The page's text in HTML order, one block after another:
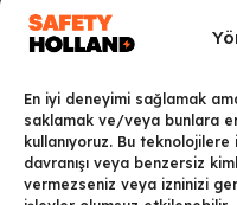
En iyi deneyimi sağlamak
saklamak ve/veya bunlara
kullanıyoruz. Bu
davranışı veya benzersiz
vermezseniz veya izninizi